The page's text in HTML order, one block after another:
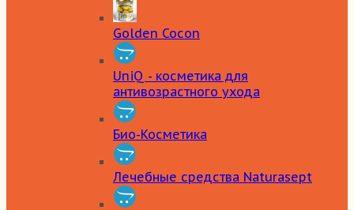
Golden Cocon
UniQ - косметика для
антивозрастного ухода
Био-Косметика
Лечебные средства Naturasept